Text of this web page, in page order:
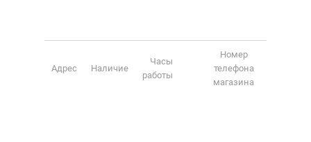
Адрес Наличие
Часы
работы
Номер
телефона
магазина